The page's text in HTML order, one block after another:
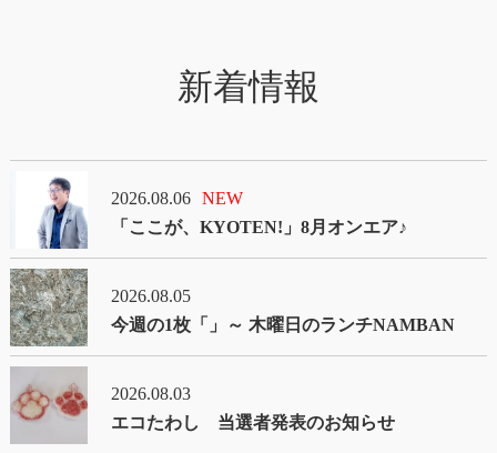
新着情報
2026.08.06
NEW
「ここが、KYOTEN!」8月オンエア♪
2026.08.05
今週の1枚「」～ 木曜日のランチNAMBAN
2026.08.03
エコたわし 当選者発表のお知らせ